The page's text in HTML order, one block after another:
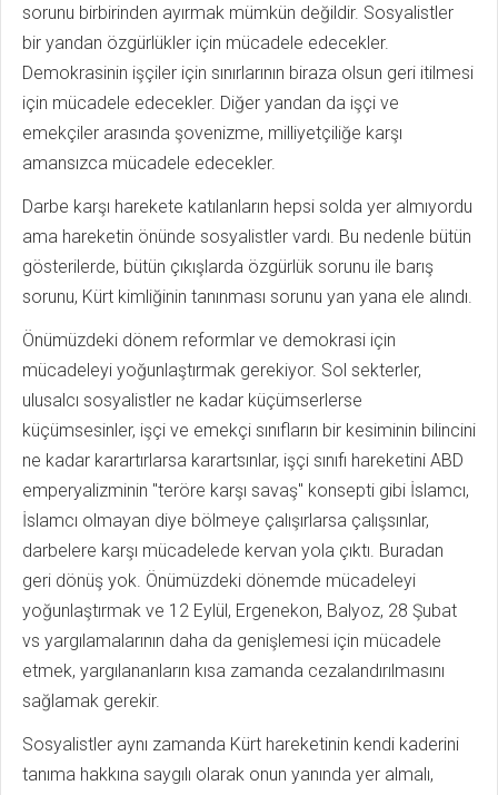
sorunu birbirinden ayırmak mümkün değildir. Sosyalistler
bir yandan özgürlükler için mücadele edecekler.
Demokrasinin işçiler için sınırlarının biraza olsun geri itilmesi
için mücadele edecekler. Diğer yandan da işçi ve
emekçiler arasında şovenizme, milliyetçiliğe karşı
amansızca mücadele edecekler.
Darbe karşı harekete katılanların hepsi solda yer almıyordu
ama hareketin önünde sosyalistler vardı. Bu nedenle bütün
gösterilerde, bütün çıkışlarda özgürlük sorunu ile barış
sorunu, Kürt kimliğinin tanınması sorunu yan yana ele alındı.
Önümüzdeki dönem reformlar ve demokrasi için
mücadeleyi yoğunlaştırmak gerekiyor. Sol sekterler,
ulusalcı sosyalistler ne kadar küçümserlerse
küçümsesinler, işçi ve emekçi sınıfların bir kesiminin bilincini
ne kadar karartırlarsa karartsınlar, işçi sınıfı hareketini ABD
emperyalizminin "teröre karşı savaş" konsepti gibi İslamcı,
İslamcı olmayan diye bölmeye çalışırlarsa çalışsınlar,
darbelere karşı mücadelede kervan yola çıktı. Buradan
geri dönüş yok. Önümüzdeki dönemde mücadeleyi
yoğunlaştırmak ve 12 Eylül, Ergenekon, Balyoz, 28 Şubat
vs yargılamalarının daha da genişlemesi için mücadele
etmek, yargılananların kısa zamanda cezalandırılmasını
sağlamak gerekir.
Sosyalistler aynı zamanda Kürt hareketinin kendi kaderini
tanıma hakkına saygılı olarak onun yanında yer almalı,